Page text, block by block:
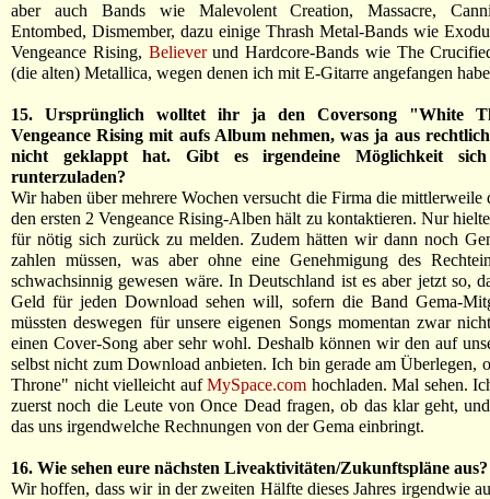
aber auch Bands wie Malevolent Creation, Massacre,
Entombed, Dismember, dazu einige Thrash Metal-Bands wie
Vengeance Rising, Believerund Hardcore-Bands wie The
(die alten) Metallica, wegen denen ich mit E-Gitarre angefangen
15. Ursprünglich wolltet ihr ja den Coversong "White
Vengeance Rising mit aufs Album nehmen, was ja aus
nicht geklappt hat. Gibt es irgendeine Möglichkeit
runterzuladen?
Wir haben über mehrere Wochen versucht die Firma die mittlerweile
den ersten 2 Vengeance Rising-Alben hält zu kontaktieren. Nur
für nötig sich zurück zu melden. Zudem hätten wir dann noch
zahlen müssen, was aber ohne eine Genehmigung des
schwachsinnig gewesen wäre. In Deutschland ist es aber jetzt so,
Geld für jeden Download sehen will, sofern die Band Gema-
müssten deswegen für unsere eigenen Songs momentan zwar
einen Cover-Song aber sehr wohl. Deshalb können wir den auf
selbst nicht zum Download anbieten. Ich bin gerade am Überlegen,
Throne" nicht vielleicht aufMySpace.com hochladen. Mal sehen.
zuerst noch die Leute von Once Dead fragen, ob das klar geht,
das uns irgendwelche Rechnungen von der Gema einbringt.
16. Wie sehen eure nächsten Liveaktivitäten/Zukunftspläne aus?
Wir hoffen, dass wir in der zweiten Hälfte dieses Jahres irgendwie